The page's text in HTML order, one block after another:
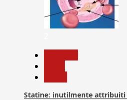
Statine: inutilmente